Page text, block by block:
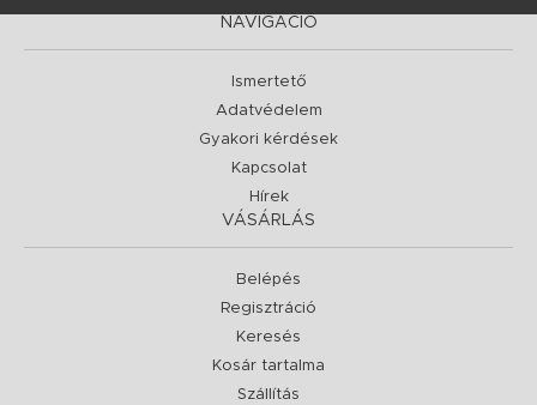
NAVIGÁCIÓ
Ismertető
Adatvédelem
Gyakori kérdések
Kapcsolat
Hírek
VÁSÁRLÁS
Belépés
Regisztráció
Keresés
Kosár tartalma
Szállítás